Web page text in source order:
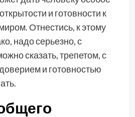
и готовности к
Отнестись, к этому
надо серьезно, с
сказать, трепетом, с
и готовностью